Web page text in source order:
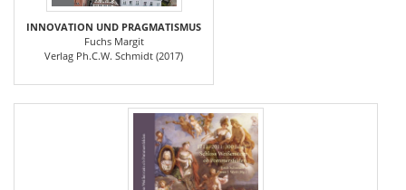
INNOVATION UND PRAGMATISMUS
Fuchs Margit
Verlag Ph.C.W. Schmidt (2017)